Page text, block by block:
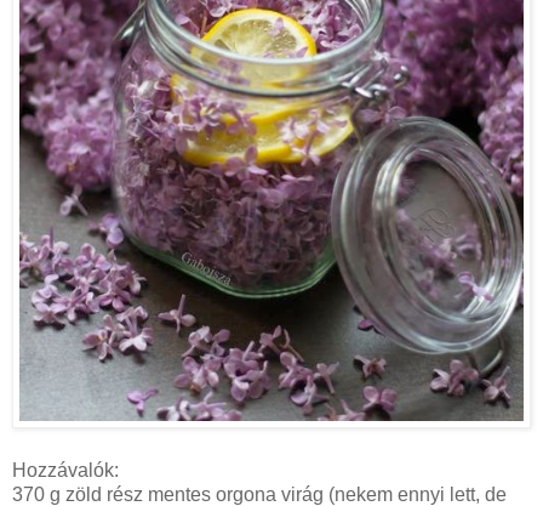
Hozzávalók:
370 g zöld rész mentes orgona virág (nekem ennyi lett, de